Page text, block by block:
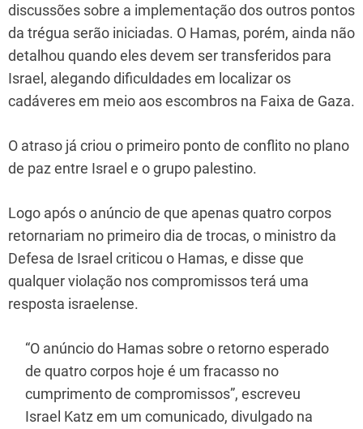
discussões sobre a implementação dos outros pontos
da trégua serão iniciadas. O Hamas, porém, ainda não
detalhou quando eles devem ser transferidos para
Israel, alegando dificuldades em localizar os
cadáveres em meio aos escombros na Faixa de Gaza.
O atraso já criou o primeiro ponto de conflito no plano
de paz entre Israel e o grupo palestino.
Logo após o anúncio de que apenas quatro corpos
retornariam no primeiro dia de trocas, o ministro da
Defesa de Israel criticou o Hamas, e disse que
qualquer violação nos compromissos terá uma
resposta israelense.
“O anúncio do Hamas sobre o retorno esperado
de quatro corpos hoje é um fracasso no
cumprimento de compromissos”, escreveu
Israel Katz em um comunicado, divulgado na